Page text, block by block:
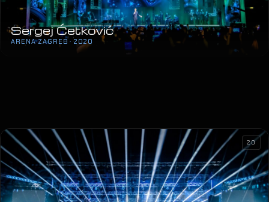
Sergej Ćetković
ARENA ZAGREB · 2020
20